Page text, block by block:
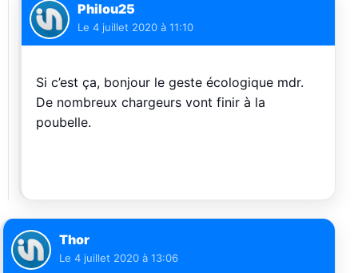
Philou25
Le 4 juillet 2020 à 11:10
Si c’est ça, bonjour le geste écologique mdr.
De nombreux chargeurs vont finir à la
poubelle.
Thor
Le 4 juillet 2020 à 13:06